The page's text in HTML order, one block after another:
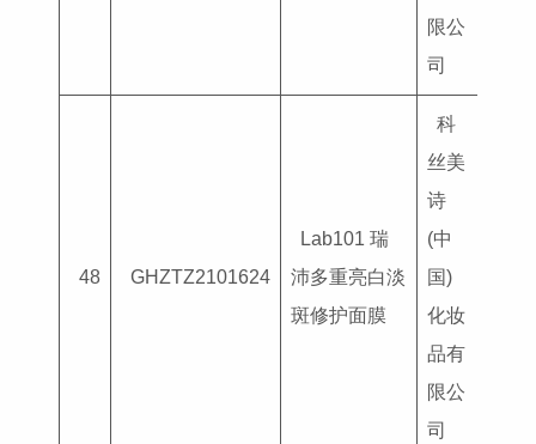
限公
司
48 GHZTZ2101624
Lab101 瑞
沛多重亮白淡
斑修护面膜
科
丝美
诗
(中
国)
化妆
品有
限公
司